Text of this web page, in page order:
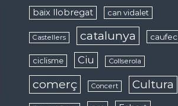
baix llobregat can vidalet
Castellers catalunya caufec
ciclisme Ciu Collserola
comerç Concert Cultura